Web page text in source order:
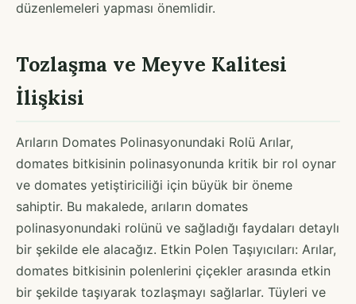
düzenlemeleri yapması önemlidir.
Tozlaşma ve Meyve Kalitesi
İlişkisi
Arıların Domates Polinasyonundaki Rolü Arılar,
domates bitkisinin polinasyonunda kritik bir rol oynar
ve domates yetiştiriciliği için büyük bir öneme
sahiptir. Bu makalede, arıların domates
polinasyonundaki rolünü ve sağladığı faydaları detaylı
bir şekilde ele alacağız. Etkin Polen Taşıyıcıları: Arılar,
domates bitkisinin polenlerini çiçekler arasında etkin
bir şekilde taşıyarak tozlaşmayı sağlarlar. Tüyleri ve